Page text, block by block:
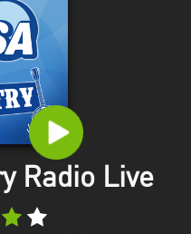
Radio Live